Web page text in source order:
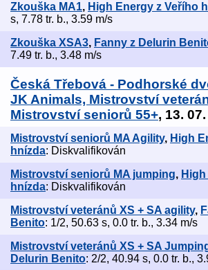
Zkouška MA1, High Energy z Veřího
s, 7.78 tr. b., 3.59 m/s
Zkouška XSA3, Fanny z Delurin
7.49 tr. b., 3.48 m/s
Česká Třebová - Podhorské
JK Animals, Mistrovství
Mistrovství seniorů 55+, 13.
Mistrovství seniorů MA Agility, High
hnízda: Diskvalifikován
Mistrovství seniorů MA jumping,
hnízda: Diskvalifikován
Mistrovství veteránů XS + SA agility,
Benito: 1/2, 50.63 s, 0.0 tr. b., 3.34 m/s
Mistrovství veteránů XS + SA
Delurin Benito: 2/2, 40.94 s, 0.0 tr. b.,